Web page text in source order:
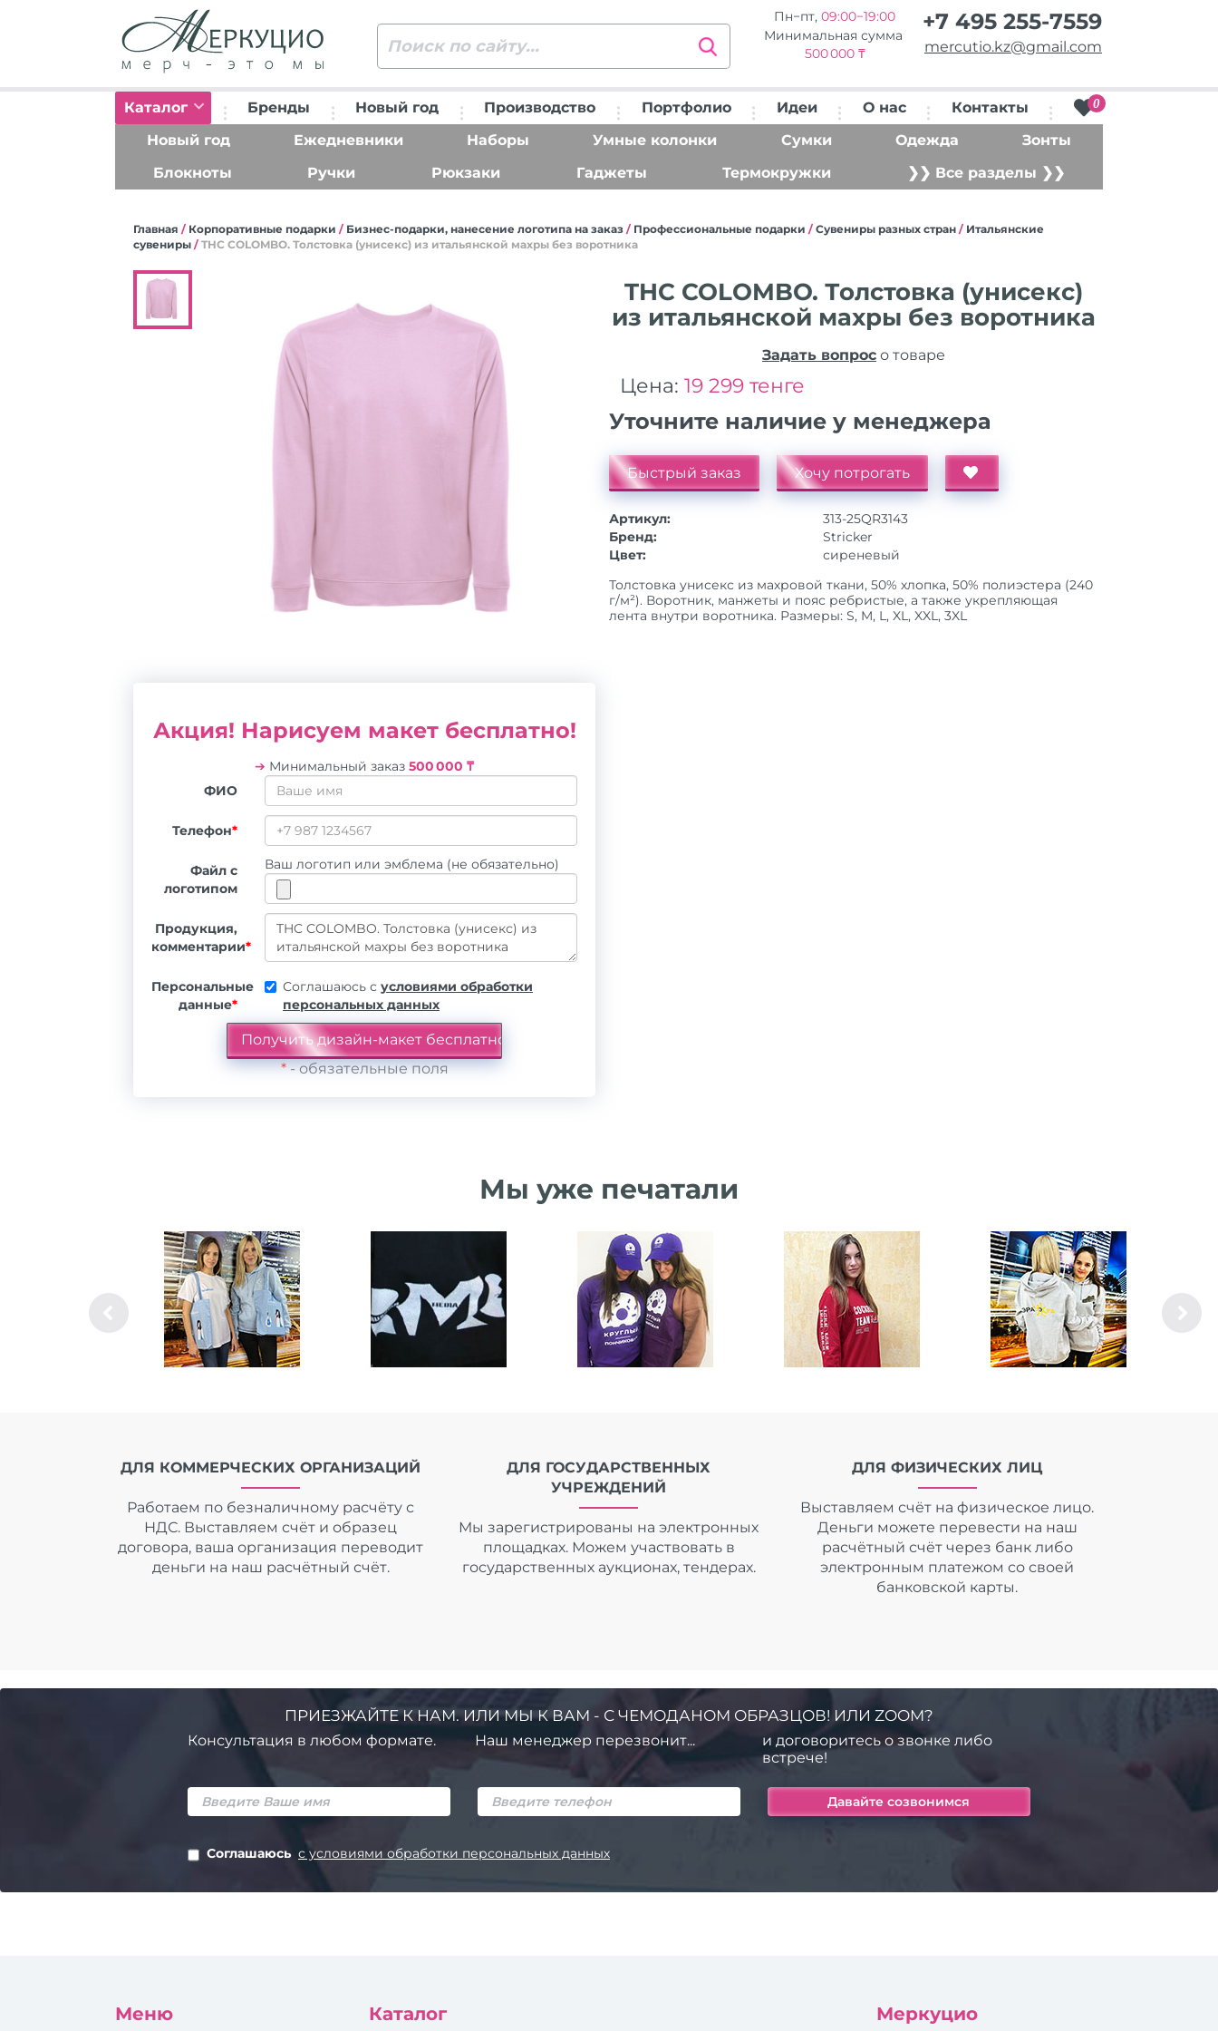
Пн−пт, 09:00−19:00
Минимальная сумма
500 000 ₸
+7 495 255-7559
mercutio.kz@gmail.com
Каталог Бренды Новый год Производство Портфолио Идеи О нас Контакты 0
Новый год Ежедневники Наборы Умные колонки Сумки Одежда
Зонты
Блокноты
Ручки Рюкзаки Гаджеты Термокружки ❯❯ Все разделы ❯❯
Главная / Корпоративные подарки / Бизнес-подарки, нанесение логотипа на заказ / Профессиональные подарки / Сувениры разных стран / Итальянские
сувениры / THC COLOMBO. Толстовка (унисекс) из итальянской махры без воротника
Акция! Нарисуем макет бесплатно!
➔ Минимальный заказ 500 000 ₸
ФИО
Телефон*
Файл с
логотипом
Ваш логотип или эмблема (не обязательно)
Продукция,
комментарии*
Персональные
данные*
Соглашаюсь с условиями обработки
персональных данных
*- обязательные поля
THC COLOMBO. Толстовка (унисекс)
из итальянской махры без воротника
Задать вопрос о товаре
Цена: 19 299 тенге
Уточните наличие у менеджера
Быстрый заказ Хочу потрогать
Артикул:
313-25QR3143
Бренд:
Stricker
Цвет:
сиреневый
Толстовка унисекс из махровой ткани, 50% хлопка, 50% полиэстера (240
г/м²). Воротник, манжеты и пояс ребристые, а также укрепляющая
лента внутри воротника. Размеры: S, M, L, XL, XXL, 3XL
Мы уже печатали
ДЛЯ КОММЕРЧЕСКИХ ОРГАНИЗАЦИЙ
Работаем по безналичному расчёту с
НДС. Выставляем счёт и образец
договора, ваша организация переводит
деньги на наш расчётный счёт.
ДЛЯ ГОСУДАРСТВЕННЫХ
УЧРЕЖДЕНИЙ
Мы зарегистрированы на электронных
площадках. Можем участвовать в
государственных аукционах, тендерах.
ДЛЯ ФИЗИЧЕСКИХ ЛИЦ
Выставляем счёт на физическое лицо.
Деньги можете перевести на наш
расчётный счёт через банк либо
электронным платежом со своей
банковской карты.
ПРИЕЗЖАЙТЕ К НАМ. ИЛИ МЫ К ВАМ - С ЧЕМОДАНОМ ОБРАЗЦОВ! ИЛИ ZOOM?
Консультация в любом формате. Наш менеджер перезвонит...
и договоритесь о звонке либо
встрече!
Соглашаюсь с условиями обработки персональных данных
Меню Каталог Меркуцио